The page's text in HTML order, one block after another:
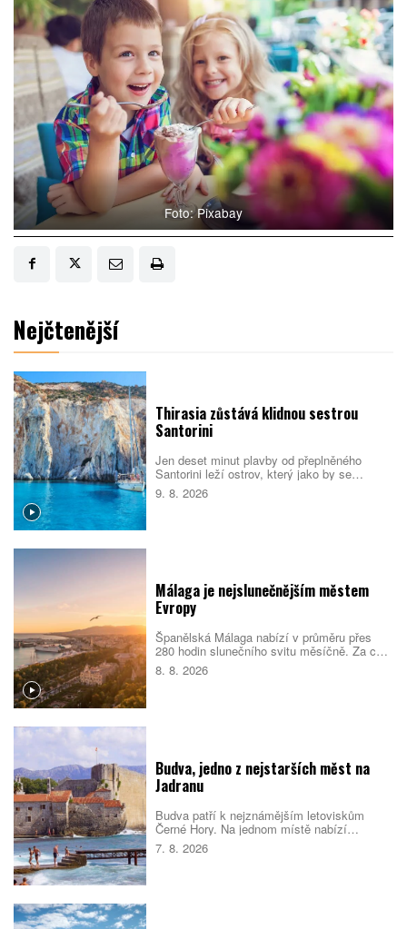
Foto: Pixabay
Nejčtenější
Thirasia zůstává klidnou sestrou
Santorini
Jen deset minut plavby od přeplněného
Santorini leží ostrov, který jako by se
turistickému ruchu záměrně vyhýbal.
Thirasia nabízí bílé kostely, opuštěná
9. 8. 2026
Málaga je nejslunečnějším městem
Evropy
Španělská Málaga nabízí v průměru přes
280 hodin slunečního svitu měsíčně. Za celý
rok tak nasbírá více než 3000 slunečných
hodin a podle srovnání cestovatelského
8. 8. 2026
Budva, jedno z nejstarších měst na
Jadranu
Budva patří k nejznámějším letoviskům
Černé Hory. Na jednom místě nabízí
opevněné staré město, dlouhé městské
pláže, menší zátoky i snadné výlety podél
7. 8. 2026